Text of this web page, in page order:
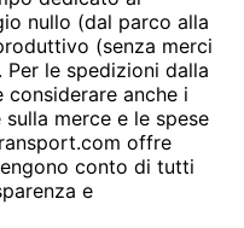
nullo (dal parco alla
(senza merci
le spedizioni dalla
considerare anche i
merce e le spese
offre
conto di tutti
e